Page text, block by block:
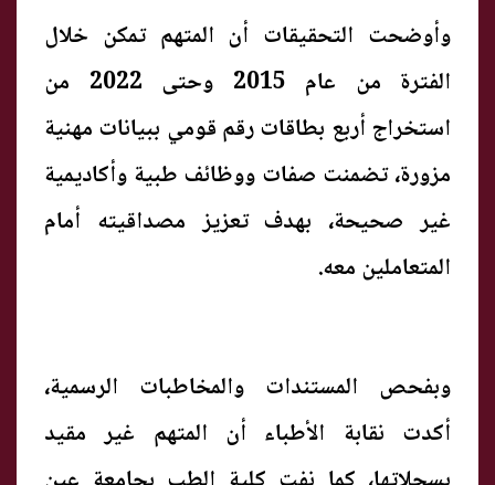
وأوضحت التحقيقات أن المتهم تمكن خلال
الفترة من عام 2015 وحتى 2022 من
استخراج أربع بطاقات رقم قومي ببيانات مهنية
مزورة، تضمنت صفات ووظائف طبية وأكاديمية
غير صحيحة، بهدف تعزيز مصداقيته أمام
المتعاملين معه.
وبفحص المستندات والمخاطبات الرسمية،
أكدت نقابة الأطباء أن المتهم غير مقيد